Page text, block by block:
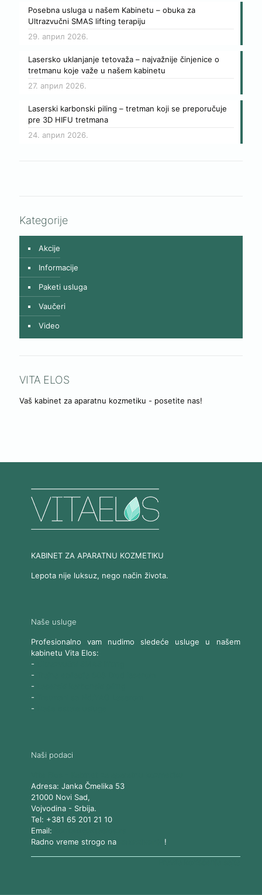
Posebna usluga u našem Kabinetu – obuka za
Ultrazvučni SMAS lifting terapiju
29. април 2026.
Lasersko uklanjanje tetovaža – najvažnije činjenice o
tretmanu koje važe u našem kabinetu
27. април 2026.
Laserski karbonski piling – tretman koji se preporučuje
pre 3D HIFU tretmana
24. април 2026.
Kategorije
Akcije
Informacije
Paketi usluga
Vaučeri
Video
VITA ELOS
Vaš kabinet za aparatnu kozmetiku - posetite nas!
KABINET ZA APARATNU KOZMETIKU
Lepota nije luksuz, nego način života.
Naše usluge
Profesionalno vam nudimo sledeće usluge u našem
kabinetu Vita Elos:
-
-
-
-
-
Naši podaci
Adresa: Janka Čmelika 53
21000 Novi Sad,
Vojvodina- Srbija.
Tel: +381 65 201 21 10
Email:
Radno vreme strogo na
!